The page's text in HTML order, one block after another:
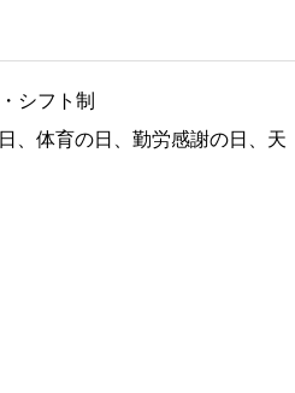
シフト制
、体育の日、勤労感謝の日、天